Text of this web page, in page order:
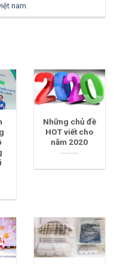
nam
Những chủ đề
HOT viết cho
năm 2020